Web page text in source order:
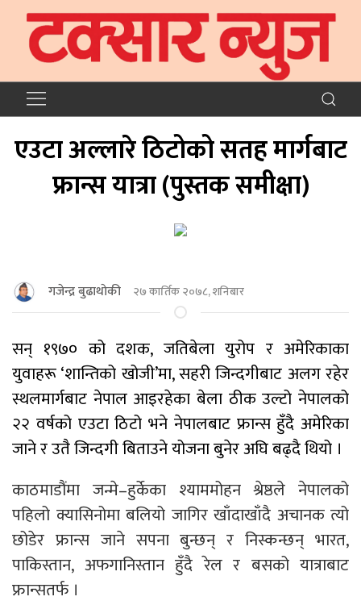
एउटा अल्लारे ठिटोको सतह मार्गबाट
फ्रान्स यात्रा (पुस्तक समीक्षा)
गजेन्द्र बुढाथाेकी २७ कार्तिक २०७८, शनिबार
सन् १९७० को दशक, जतिबेला युरोप र अमेरिकाका
युवाहरू ‘शान्तिको खोजी’मा, सहरी जिन्दगीबाट अलग रहेर
स्थलमार्गबाट नेपाल आइरहेका बेला ठीक उल्टो नेपालको
२२ वर्षको एउटा ठिटो भने नेपालबाट फ्रान्स हुँदै अमेरिका
जाने र उतै जिन्दगी बिताउने योजना बुनेर अघि बढ्दै थियो ।
काठमाडौंमा जन्मे–हुर्केका श्याममोहन श्रेष्ठले नेपालको
पहिलो क्यासिनोमा बलियो जागिर खाँदाखाँदै अचानक त्यो
छोडेर फ्रान्स जाने सपना बुन्छन् र निस्कन्छन् भारत,
पाकिस्तान, अफगानिस्तान हुँदै रेल र बसको यात्राबाट
फ्रान्सतर्फ ।